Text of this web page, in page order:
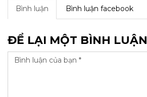
Bình luận Bình luận facebook
ĐỂ LẠI MỘT BÌNH LUẬN